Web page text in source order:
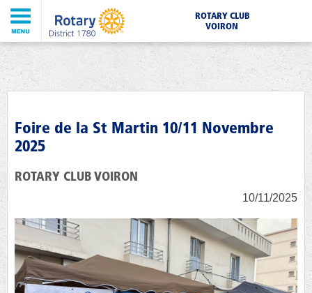
ROTARY CLUB
VOIRON
Foire de la St Martin 10/11 Novembre
2025
ROTARY CLUB VOIRON
10/11/2025